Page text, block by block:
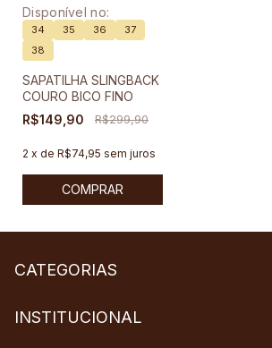
Disponível no:
34 35 36
37
38
SAPATILHA SLINGBACK
COURO BICO FINO
R$149,90
R$299,90
2 x de R$74,95 sem juros
COMPRAR
CATEGORIAS
INSTITUCIONAL